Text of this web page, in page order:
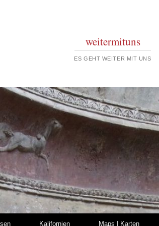
weitermituns
ES GEHT WEITER MIT UNS
Kalifornien Maps | Karten